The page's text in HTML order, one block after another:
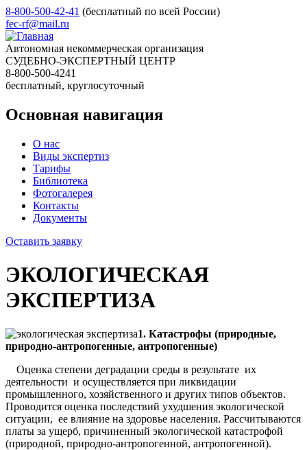
8-800-500-42-41 (бесплатный по всей России)
fec-rf@mail.ru
Автономная некоммерческая организация
СУДЕБНО-ЭКСПЕРТНЫЙ ЦЕНТР
8-800-500-4241
бесплатный, круглосуточный
Основная навигация
О нас
Виды экспертиз
Тарифы
Библиотека
Фотогалерея
Контакты
Документы
Оставить заявку
ЭКОЛОГИЧЕСКАЯ
ЭКСПЕРТИЗА
1. Катастрофы (природные,
природно-антропогенные, антропогенные)
Оценка степени деградации среды в результате их
деятельности и осуществляется при ликвидации
промышленного, хозяйственного и других типов объектов.
Проводится оценка последствий ухудшения экологической
ситуации, ее влияние на здоровье населения. Рассчитываются
платы за ущерб, причиненный экологической катастрофой
(природной, природно-антропогенной, антропогенной).